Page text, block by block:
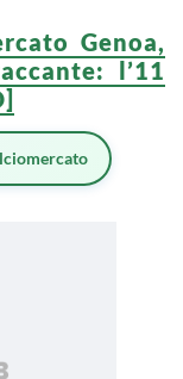
Genoa,
l’11